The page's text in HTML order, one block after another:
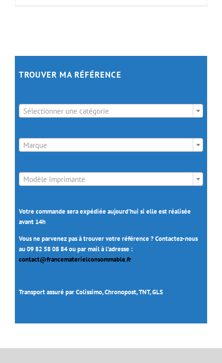
TROUVER MA RÉFÉRENCE
Sélectionner une catégorie
Marque
Modèle imprimante
Votre commande sera expédiée aujourd’hui si elle est réalisée
avant 14h
Vous ne parvenez pas à trouver votre référence ? Contactez-nous
au 09 82 58 08 84 ou par mail à l’adresse :
contact@francematerielconsommable.fr
Transport assuré par Colissimo, Chronopost, TNT, GLS